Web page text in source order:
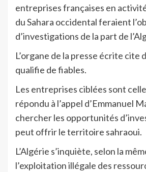
entreprises françaises en
du Sahara occidental feraient
d’investigations de la part de
L’organe de la presse écrite cite
qualifie de fiables.
Les entreprises ciblées sont
répondu à l’appel d’Emmanuel
chercher les opportunités
peut offrir le territoire sahraoui.
L’Algérie s’inquiète, selon la
l’exploitation illégale des